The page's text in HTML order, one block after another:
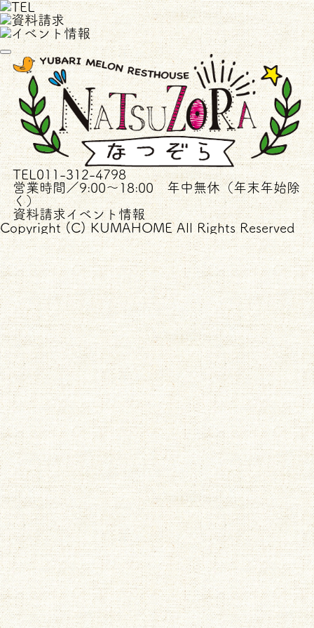
TEL011-312-4798
営業時間／9:00～18:00 年中無休（年末年始除
く）
資料請求イベント情報
Copyright (C) KUMAHOME All Rights Reserved